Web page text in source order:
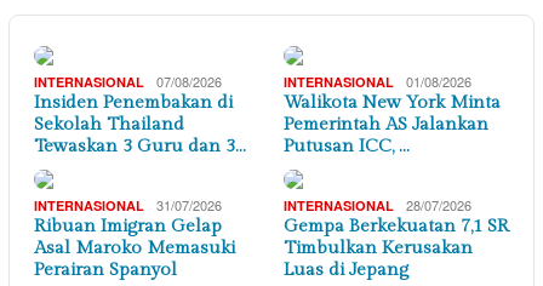
INTERNASIONAL 07/08/2026
Insiden Penembakan di
Sekolah Thailand
Tewaskan 3 Guru dan 3…
INTERNASIONAL 01/08/2026
Walikota New York Minta
Pemerintah AS Jalankan
Putusan ICC, …
INTERNASIONAL 31/07/2026
Ribuan Imigran Gelap
Asal Maroko Memasuki
Perairan Spanyol
INTERNASIONAL 28/07/2026
Gempa Berkekuatan 7,1 SR
Timbulkan Kerusakan
Luas di Jepang